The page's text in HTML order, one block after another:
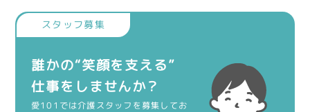
誰かの“笑顔を支える”
仕事をしませんか？
愛101では介護スタッフを募集してお